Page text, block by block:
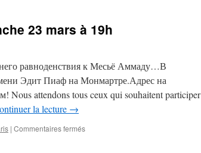
23 mars à 19h
равноденствия к Месьё Аммаду…В
Эдит Пиаф на Монмартре.Адрес на
attendons tous ceux qui souhaitent participer
la lecture →
| Commentaires ferméssur